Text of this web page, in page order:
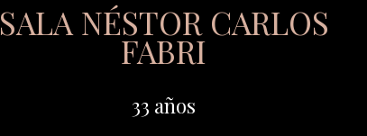
SALA NÉSTOR CARLOS
FABRI
33 años